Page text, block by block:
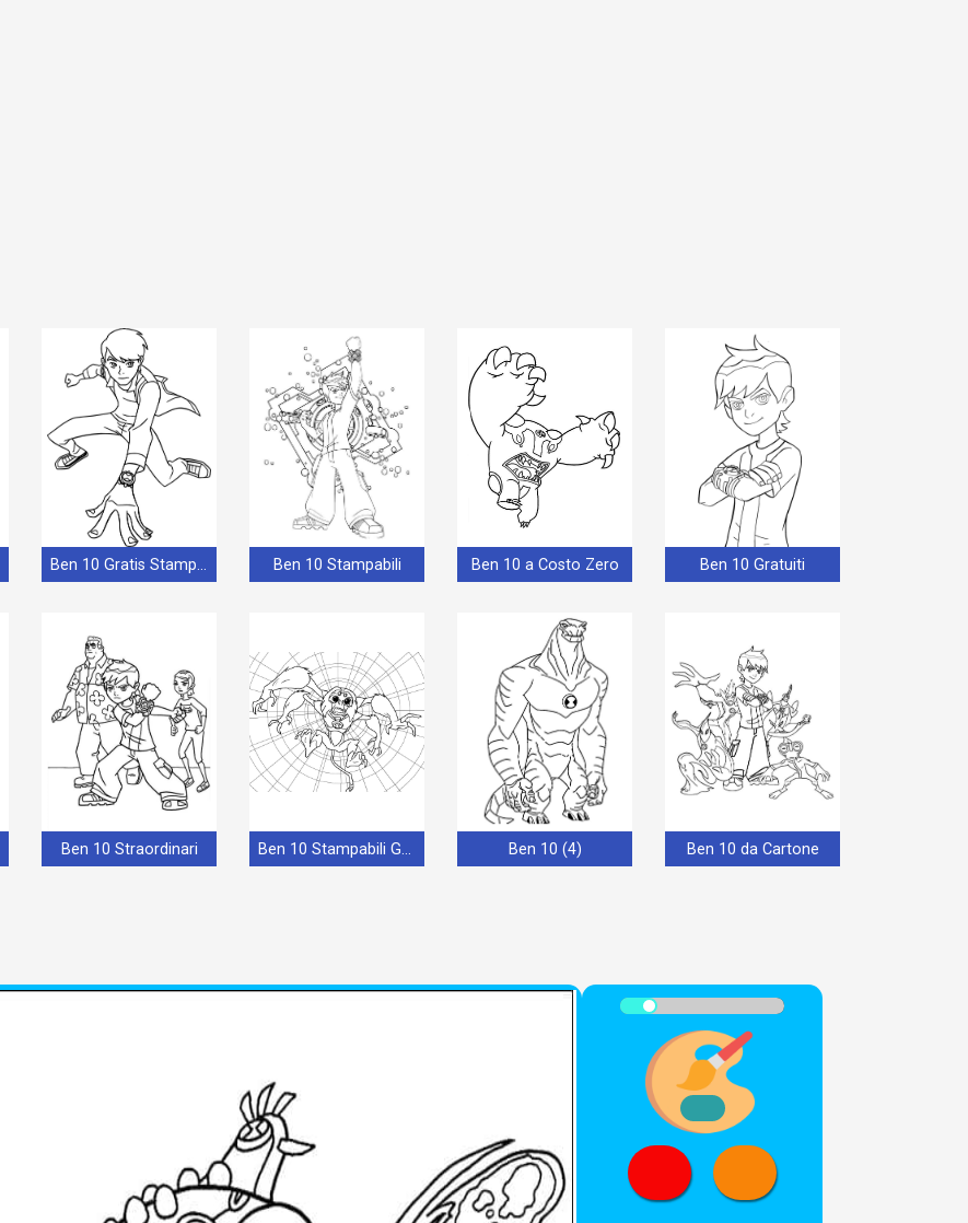
Ben 10 Gratis Stampabili Ben 10 Stampabili Ben 10 a Costo Zero Ben 10 Gratuiti
Ben 10 Straordinari Ben 10 Stampabili Gratis Ben 10 (4) Ben 10 da Cartone